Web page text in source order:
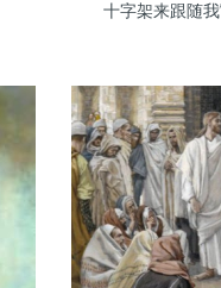
十字架来跟随